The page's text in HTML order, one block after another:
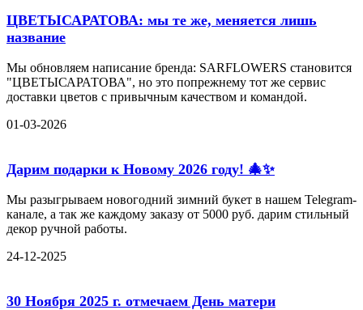
ЦВЕТЫСАРАТОВА: мы те же, меняется лишь
название
Мы обновляем написание бренда: SARFLOWERS становится
"ЦВЕТЫСАРАТОВА", но это попрежнему тот же сервис
доставки цветов с привычным качеством и командой.
01-03-2026
Дарим подарки к Новому 2026 году! 🎄✨
Мы разыгрываем новогодний зимний букет в нашем Telegram-
канале, а так же каждому заказу от 5000 руб. дарим стильный
декор ручной работы.
24-12-2025
30 Ноября 2025 г. отмечаем День матери